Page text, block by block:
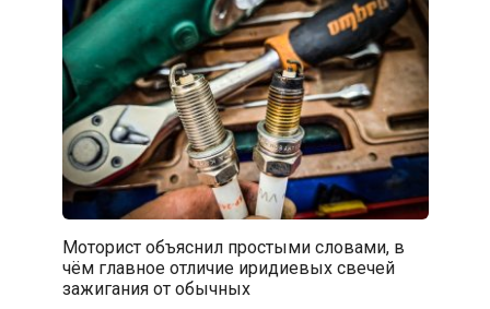
Моторист объяснил простыми словами, в
чём главное отличие иридиевых свечей
зажигания от обычных